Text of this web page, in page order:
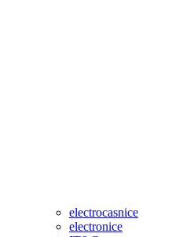
electrocasnice
electronice